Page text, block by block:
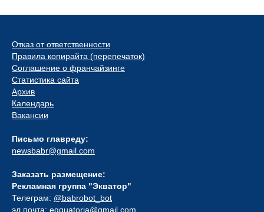
Отказ от ответственности
Правила копирайта (перепечаток)
Соглашение о франчайзинге
Статистика сайта
Архив
Календарь
Вакансии
Письмо главреду:
newsbabr@gmail.com
Заказать размещение:
Рекламная группа "Экватор"
Телеграм: @babrobot_bot
эл.почта: eqquatoria@gmail.com